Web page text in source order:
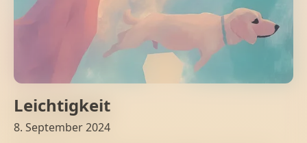
Leichtigkeit
8. September 2024